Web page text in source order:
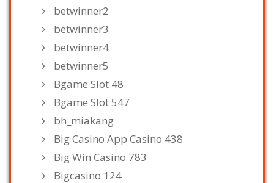
betwinner2
betwinner3
betwinner4
betwinner5
Bgame Slot 48
Bgame Slot 547
bh_miakang
Big Casino App Casino 438
Big Win Casino 783
Bigcasino 124